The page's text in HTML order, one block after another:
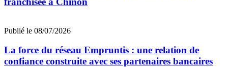
Publié le 08/07/2026
La force du réseau Empruntis : une relation de
confiance construite avec ses partenaires bancaires